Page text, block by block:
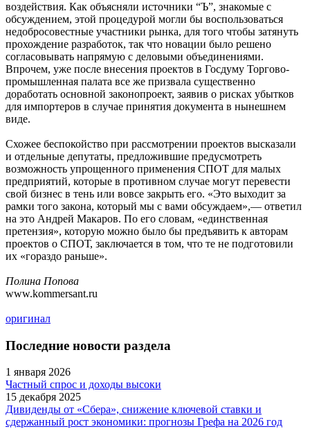
воздействия. Как объясняли источники “Ъ”, знакомые с
обсуждением, этой процедурой могли бы воспользоваться
недобросовестные участники рынка, для того чтобы затянуть
прохождение разработок, так что новации было решено
согласовывать напрямую с деловыми объединениями.
Впрочем, уже после внесения проектов в Госдуму Торгово-
промышленная палата все же призвала существенно
доработать основной законопроект, заявив о рисках убытков
для импортеров в случае принятия документа в нынешнем
виде.
Схожее беспокойство при рассмотрении проектов высказали
и отдельные депутаты, предложившие предусмотреть
возможность упрощенного применения СПОТ для малых
предприятий, которые в противном случае могут перевести
свой бизнес в тень или вовсе закрыть его. «Это выходит за
рамки того закона, который мы с вами обсуждаем»,— ответил
на это Андрей Макаров. По его словам, «единственная
претензия», которую можно было бы предъявить к авторам
проектов о СПОТ, заключается в том, что те не подготовили
их «гораздо раньше».
Полина Попова
www.kommersant.ru
оригинал
Последние новости раздела
1 января 2026
Частный спрос и доходы высоки
15 декабря 2025
Дивиденды от «Сбера», снижение ключевой ставки и
сдержанный рост экономики: прогнозы Грефа на 2026 год